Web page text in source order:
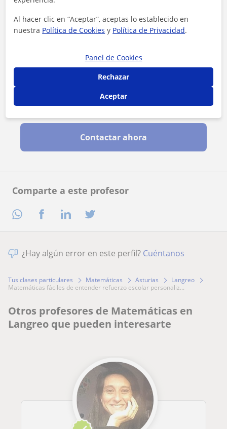
Comparte a este profesor
Al hacer clic, aceptas nuestroaviso legaly deprivacidad
Contactar ahora
¿Hay algún error en este perfil? Cuéntanos
Tus clases particulares Matemáticas Asturias
Langreo
matemáticas fáciles de entender refuerzo escolar personaliz...
Otros profesores de Matemáticas en
Langreo que pueden interesarte
Al hacer clic en “Aceptar”, aceptas lo establecido en
nuestra Política de Cookies y Política de Privacidad.
Panel de Cookies
Rechazar
Aceptar